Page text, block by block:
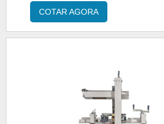
justo em um só lugar.Quando
preço máquina seladora de
final.ALGUNS DETALHES SOBRE
COTAR AGORA